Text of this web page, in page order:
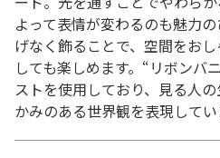
よって表情が変わるのも魅力
げなく飾ることで、空間をお
しても楽しめます。“リボンバ
ストを使用しており、見る人
かみのある世界観を表現してい